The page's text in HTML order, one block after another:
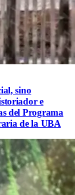
sino
e
del Programa
de la UBA